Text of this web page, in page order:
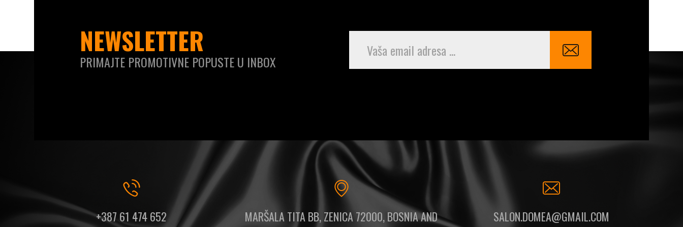
NEWSLETTER
PRIMAJTE PROMOTIVNE POPUSTE U INBOX
+387 61 474 652 MARŠALA TITA BB, ZENICA 72000, BOSNIA AND SALON.DOMEA@GMAIL.COM